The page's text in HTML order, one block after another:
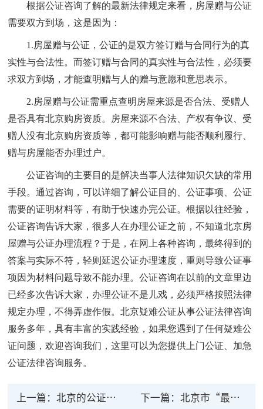
根据公证咨询了解的最新法律规定来看，房屋赠与公证
需要双方到场，这是因为：
1.房屋赠与公证，公证的是双方签订赠与合同行为的真
实性与合法性。而签订赠与合同的真实性与合法性，必须要
求双方到场，才能查明赠与人的赠与意愿和意思表示。
2.房屋赠与公证需重点查明房屋来源是否合法、受赠人
是否具有北京购房资质。房屋来源不合法、产权有争议、受
赠人没有北京购房资质等，都可能影响赠与能否顺利履行、
赠与房屋能否办理过户。
公证咨询的主要目的是解决当事人法律知识欠缺的常用
手段。通过咨询，可以详细了解公证目的、公证事项、公证
需要的证明材料等，有助于快速办完公证。根据以往经验，
公证咨询告诉大家，很多人在办理公证之前，不知道北京房
屋赠与公证办理流程？于是，在网上各种咨询，最终得到的
答案与实际不符，轻则延迟公证办理速度，重则导致公证事
项因为材料问题导致不能办理。公证咨询在以前的文章里边
已经多次告诉大家，办理公证不是儿戏，必须严格按照法律
规定办理，不得弄虚作假。北京疑难公证从事公证法律咨询
服务多年，具有丰富的实践经验，如果您遇到了任何疑难公
证问题，欢迎咨询我们，这里可以为您提供上门公证、加急
公证法律咨询服务。
上一篇：北京的公证处电话号码是多少 下一篇： 北京市“最多跑一次”公证服务事项